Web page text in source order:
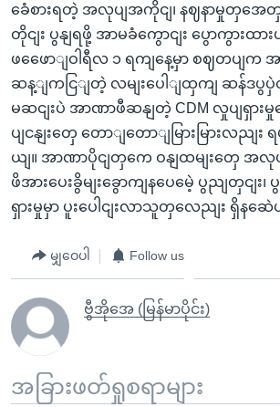
ခေံစားရတဲ့ အလုပျအကိုငျ၊ နဈနာမှုတှအ
တိုငျး ပွနျရဖို့ အာမခံကွောငျး ပွောကွားထား
ဖဖေောျဝါရီလ ၁ ရကျနေ့မှာ စဈတပျက
ဆန့ျကငြျတဲ့ လမျးပေါျထှကျ ဆန်ဒပွ
မဆငျးပဲ အာဏာဖီဆနျတဲ့ CDM လှုပျရှာ
ပျငနျးတှေ တောျတောျမြားမြားလညျး
ယျ။ အာဏာပိုငျတှကေ ဝနျထမျးတှေ အလုပျ
ဖိအားပေးခွိမျးခွောကျနပေမေဲ့ ပွညျတှငျး၊
ရှားမှုမှာ ပူးပေါငျးလာသူတှလေညျး ရှိနဆေဲပ
မျှဝေပါ Follow us
ဗွီအိုအေ (မြန်မာပိုင်း)
အခြားဖတ်ရှုစရာများ